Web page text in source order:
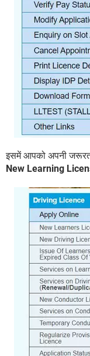
इसमें आपको अपनी
New Learning